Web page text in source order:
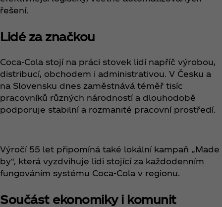
řešení.
Lidé za značkou
Coca‑Cola stojí na práci stovek lidí napříč výrobou,
distribucí, obchodem i administrativou. V Česku a
na Slovensku dnes zaměstnává téměř tisíc
pracovníků různých národností a dlouhodobě
podporuje stabilní a rozmanité pracovní prostředí.
Výročí 55 let připomíná také lokální kampaň „Made
by“, která vyzdvihuje lidi stojící za každodenním
fungováním systému Coca‑Cola v regionu.
Součást ekonomiky i komunit